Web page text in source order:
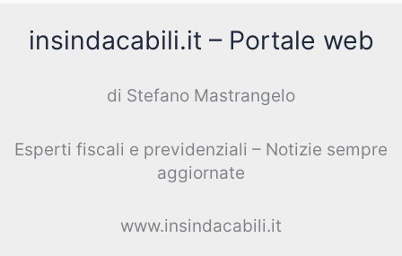
insindacabili.it – Portale web
di Stefano Mastrangelo
Esperti fiscali e previdenziali – Notizie sempre
aggiornate
www.insindacabili.it